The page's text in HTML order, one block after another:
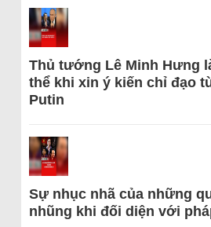
Thủ tướng Lê Minh Hưng
thể khi xin ý kiến chỉ đạo
Putin
Sự nhục nhã của những
nhũng khi đối diện với